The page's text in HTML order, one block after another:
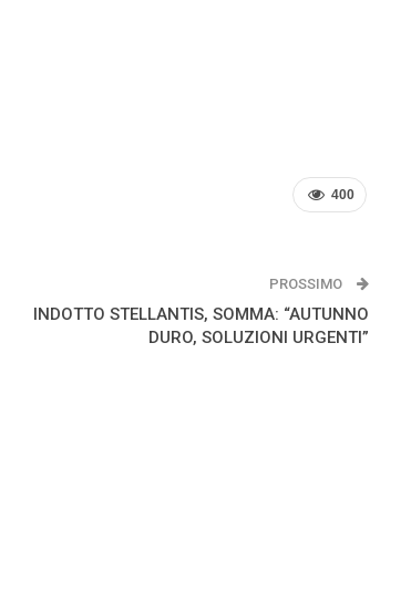
400
PROSSIMO
INDOTTO STELLANTIS, SOMMA: “AUTUNNO
DURO, SOLUZIONI URGENTI”